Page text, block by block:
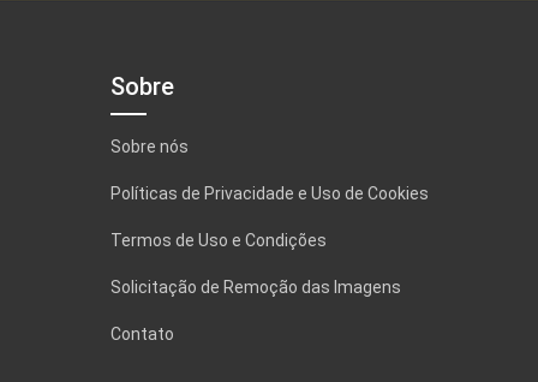
Sobre
Sobre nós
Políticas de Privacidade e Uso de Cookies
Termos de Uso e Condições
Solicitação de Remoção das Imagens
Contato